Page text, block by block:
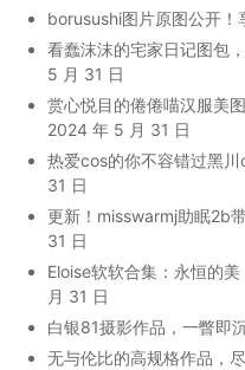
borusushi图片原图公开！
看蠢沫沫的宅家日记图包
5 月 31 日
赏心悦目的倦倦喵汉服美
2024 年 5 月 31 日
热爱cos的你不容错过黑
31 日
更新！misswarmj助眠2b
31 日
Eloise软软合集：永恒的美
月 31 日
白银81摄影作品，一瞥即沉
无与伦比的高规格作品，